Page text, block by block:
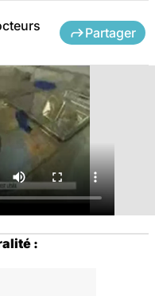
Partager
: